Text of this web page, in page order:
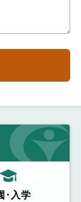
･入学